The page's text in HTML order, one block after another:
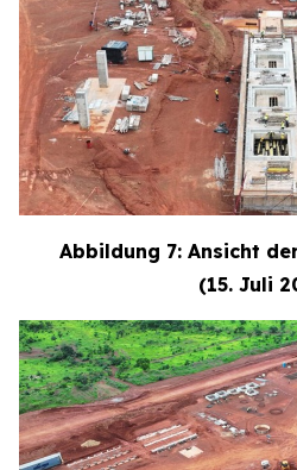
Abbildung 7: Ansicht
(15. Juli